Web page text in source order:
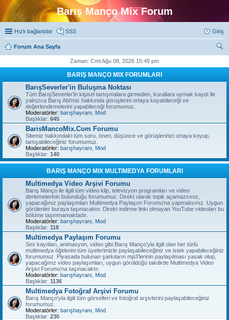
Barış Manço Mix Forum
Hızlı bağlantılar SSS Giriş
Forum Ana Sayfa
Zaman: Cmt Ağu 08, 2026 15:49 pm
BARIŞ MANÇO MIX FORUMLARI
BarışSeverler'in Buluşma Noktası
Tüm BarışSeverler'in kişisel tartışmalara girmeden, kurallara uymak kaydı ile
yalnızca Barış Abi'miz hakkında görüşlerini ortaya koyabileceği ve
değerlendirmelerini yapabileceği forumumuz.
Moderatörler: barışhayranı
Mod
Başlıklar: 645
BarisMancoMix.Com Forumu
Sitemiz hakkındaki tüm soru, öneri, düşünce ve görüşlerinizi ortaya koyup,
tartışabileceğiniz forumumuz.
Moderatörler: barışhayranı
Mod
Başlıklar: 140
BARIŞ MANÇO MIX MULTIMEDYA FORUMLARI
Multimedya Video Arşivi Forumu
Barış Manço ile ilgili tüm video klip, televizyon programları ve video
derlemelerinin bulunduğu forumumuz. Direkt olarak topik açamazsınız,
yapacağınız paylaşımları Multimedya Paylaşım Forumu'na yapmalısınız. Uygun
görülenler buraya taşınacaktır. Direkt indirme linki olmayan YouTube videoları bu
bölüme taşınmamaktadır.
Moderatörler: barışhayranı
Mod
Başlıklar: 118
Multimedya Paylaşım Forumu
Ses kayıtları, animasyon, video gibi Barış Manço'yla ilgili olan her türlü
multimedya öğelerini tüm üyelerimizle paylaşabileceğiniz ve istek yapabileceğiniz
forumumuz. Piyasada bulunan şarkıların mp3'lerinin paylaşılması yasak olup,
yapacağınız video paylaşımları, uygun görüldüğü takdirde Multimedya Video
Arşivi Forumu'na taşınacaktır.
Moderatörler: barışhayranı
Mod
Başlıklar: 1136
Multimedya Fotoğraf Arşivi Forumu
Barış Manço'yla ilgili tüm görselleri ve fotoğraf arşivlerini paylaşabileceğiniz
forumumuz.
Moderatörler: barışhayranı
Mod
Başlıklar: 230